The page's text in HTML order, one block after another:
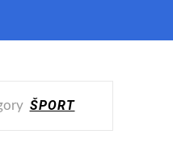
ŠPORT